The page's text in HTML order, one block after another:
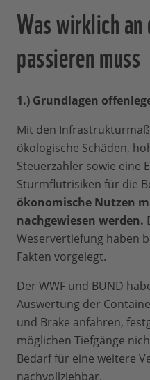
Was wirklich
passieren muss
1.) Grundlagen
Mit den
ökologische Schäden,
Steuerzahler sowie eine
Sturmflutrisiken für die
ökonomische Nutzen
nachgewiesen werden.
Weservertiefung haben
Fakten vorgelegt.
Der WWF und BUND
Auswertung der
und Brake anfahren,
möglichen Tiefgänge
Bedarf für eine weitere
nachvollziehbar.